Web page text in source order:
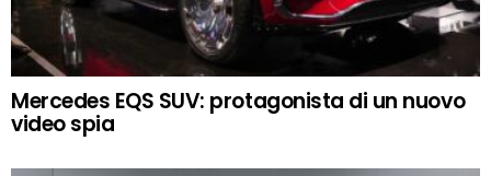
Mercedes EQS SUV: protagonista di un nuovo
video spia